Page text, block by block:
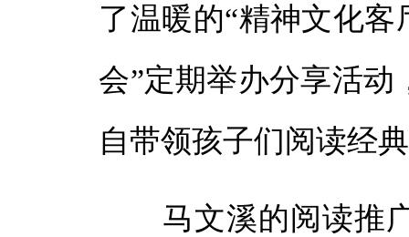
了温暖的“精神文化
会”定期举办分享活
自带领孩子们阅读经
马文溪的阅读推广